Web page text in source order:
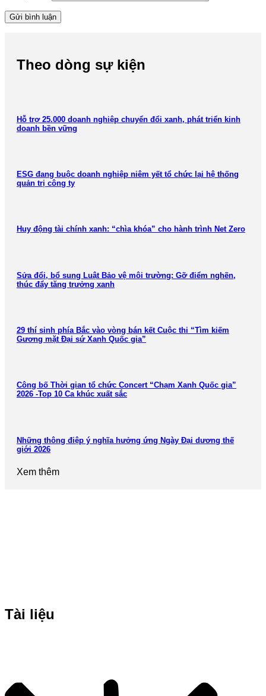
Theo dòng sự kiện
Hỗ trợ 25.000 doanh nghiệp chuyển đổi xanh, phát triển kinh
doanh bền vững
ESG đang buộc doanh nghiệp niêm yết tổ chức lại hệ thống
quản trị công ty
Huy động tài chính xanh: “chìa khóa” cho hành trình Net Zero
Sửa đổi, bổ sung Luật Bảo vệ môi trường: Gỡ điểm nghẽn,
thúc đẩy tăng trưởng xanh
29 thí sinh phía Bắc vào vòng bán kết Cuộc thi “Tìm kiếm
Gương mặt Đại sứ Xanh Quốc gia”
Công bố Thời gian tổ chức Concert “Chạm Xanh Quốc gia”
2026 -Top 10 Ca khúc xuất sắc
Những thông điệp ý nghĩa hưởng ứng Ngày Đại dương thế
giới 2026
Xem thêm
Tài liệu